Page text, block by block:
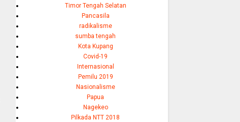
Timor Tengah Selatan
Pancasila
radikalisme
sumba tengah
Kota Kupang
Covid-19
Internasional
Pemilu 2019
Nasionalisme
Papua
Nagekeo
Pilkada NTT 2018